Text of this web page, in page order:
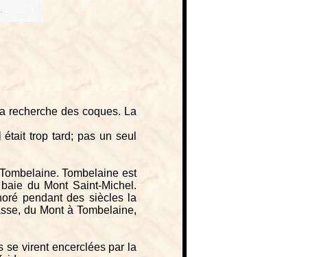
recherche des coques. La
trop tard; pas un seul
Tombelaine est
du Mont Saint-Michel.
pendant des siècles la
du Mont à Tombelaine,
se virent encerclées par la